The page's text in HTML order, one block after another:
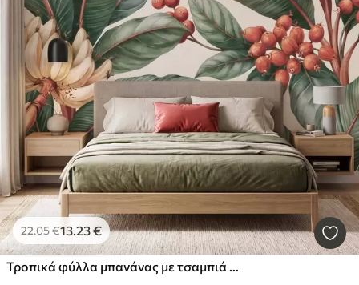
22.05€13 .23€